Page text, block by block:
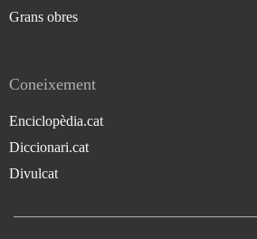
Grans obres
Coneixement
Enciclopèdia.cat
Diccionari.cat
Divulcat